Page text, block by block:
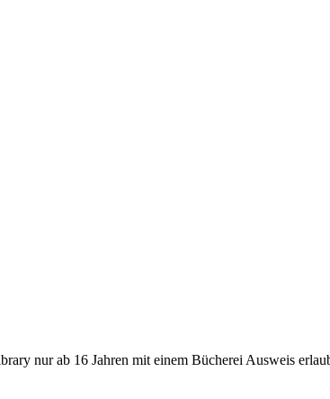
nur ab 16 Jahren mit einem Bücherei Ausweis